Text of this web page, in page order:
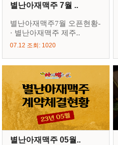
별난아재맥주 7월 ..
별난아재맥주7월 오픈현황-
· 별난아재맥주 제주..
07.12 조회: 1020
별난아재맥주 05월..